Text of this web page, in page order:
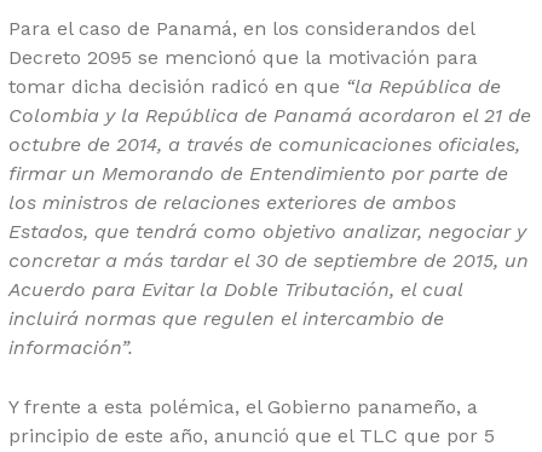
Para el caso de Panamá, en los considerandos del
Decreto 2095 se mencionó que la motivación para
tomar dicha decisión radicó en que “la República de
Colombia y la República de Panamá acordaron el 21 de
octubre de 2014, a través de comunicaciones oficiales,
firmar un Memorando de Entendimiento por parte de
los ministros de relaciones exteriores de ambos
Estados, que tendrá como objetivo analizar, negociar y
concretar a más tardar el 30 de septiembre de 2015, un
Acuerdo para Evitar la Doble Tributación, el cual
incluirá normas que regulen el intercambio de
información”.
Y frente a esta polémica, el Gobierno panameño, a
principio de este año, anunció que el TLC que por 5